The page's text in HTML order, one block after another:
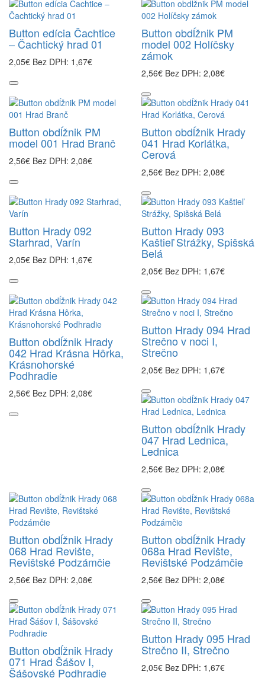
Button edícia Čachtice
– Čachtický hrad 01
2,05€ Bez DPH: 1,67€
Button obdĺžnik PM
model 002 Holíčsky
zámok
2,56€ Bez DPH: 2,08€
Button obdĺžnik PM
model 001 Hrad Branč
2,56€ Bez DPH: 2,08€
Button obdĺžnik Hrady
041 Hrad Korlátka,
Cerová
2,56€ Bez DPH: 2,08€
Button Hrady 092
Starhrad, Varín
2,05€ Bez DPH: 1,67€
Button Hrady 093
Kaštieľ Strážky, Spišská
Belá
2,05€ Bez DPH: 1,67€
Button obdĺžnik Hrady
042 Hrad Krásna Hôrka,
Krásnohorské
Podhradie
2,56€ Bez DPH: 2,08€
Button Hrady 094 Hrad
Strečno v noci I,
Strečno
2,05€ Bez DPH: 1,67€
Button obdĺžnik Hrady
047 Hrad Lednica,
Lednica
2,56€ Bez DPH: 2,08€
Button obdĺžnik Hrady
068 Hrad Revište,
Revištské Podzámčie
2,56€ Bez DPH: 2,08€
Button obdĺžnik Hrady
068a Hrad Revište,
Revištské Podzámčie
2,56€ Bez DPH: 2,08€
Button obdĺžnik Hrady
071 Hrad Šášov I,
Šášovské Podhradie
Button Hrady 095 Hrad
Strečno II, Strečno
2,05€ Bez DPH: 1,67€